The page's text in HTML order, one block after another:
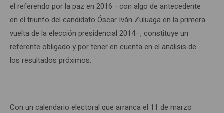
el referendo por la paz en 2016 –con algo de antecedente
en el triunfo del candidato Óscar Iván Zuluaga en la primera
vuelta de la elección presidencial 2014–, constituye un
referente obligado y por tener en cuenta en el análisis de
los resultados próximos.
Con un calendario electoral que arranca el 11 de marzo